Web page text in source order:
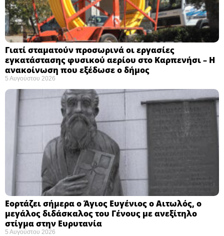
Γιατί σταματούν προσωρινά οι εργασίες
εγκατάστασης φυσικού αερίου στο Καρπενήσι – Η
ανακοίνωση που εξέδωσε ο δήμος
5 Αυγούστου 2026
Εορτάζει σήμερα ο Άγιος Ευγένιος ο Αιτωλός, ο
μεγάλος διδάσκαλος του Γένους με ανεξίτηλο
στίγμα στην Ευρυτανία
5 Αυγούστου 2026